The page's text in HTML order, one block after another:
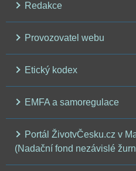
Redakce
Provozovatel webu
Etický kodex
EMFA a samoregulace
Portál ŽivotvČesku.cz v
(Nadační fond nezávislé